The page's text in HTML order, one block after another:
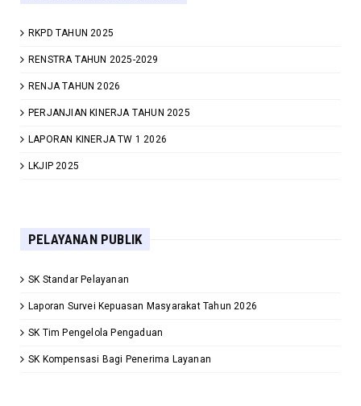
RKPD TAHUN 2025
RENSTRA TAHUN 2025-2029
RENJA TAHUN 2026
PERJANJIAN KINERJA TAHUN 2025
LAPORAN KINERJA TW 1 2026
LKJIP 2025
PELAYANAN PUBLIK
SK Standar Pelayanan
Laporan Survei Kepuasan Masyarakat Tahun 2026
SK Tim Pengelola Pengaduan
SK Kompensasi Bagi Penerima Layanan